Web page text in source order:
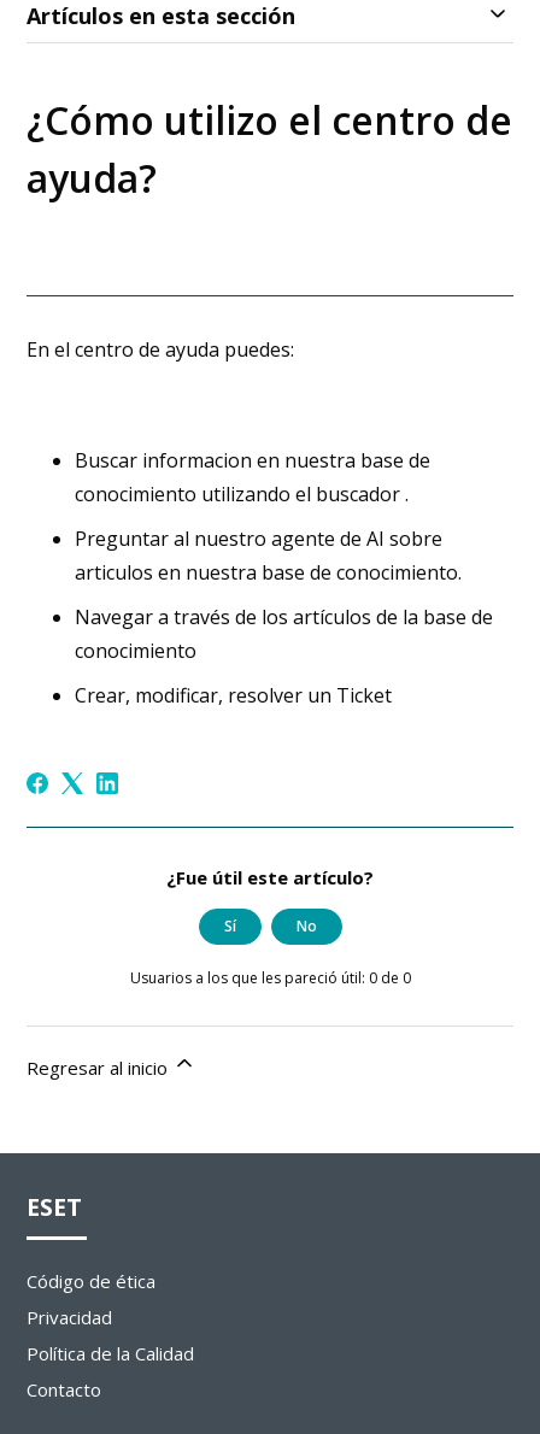
Artículos en esta sección
¿Cómo utilizo el centro de
ayuda?
En el centro de ayuda puedes:
Buscar informacion en nuestra base de
conocimiento utilizando el buscador .
Preguntar al nuestro agente de AI sobre
articulos en nuestra base de conocimiento.
Navegar a través de los artículos de la base de
conocimiento
Crear, modificar, resolver un Ticket
¿Fue útil este artículo?
Sí No
Usuarios a los que les pareció útil: 0 de 0
Regresar al inicio
ESET
Código de ética
Privacidad
Política de la Calidad
Contacto